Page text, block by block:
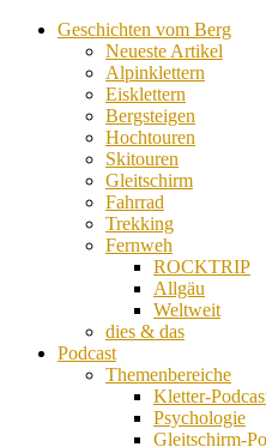
Geschichten vom Berg
Neueste Artikel
Alpinklettern
Eisklettern
Bergsteigen
Hochtouren
Skitouren
Gleitschirm
Fahrrad
Trekking
Fernweh
ROCKTRIP
Allgäu
Weltweit
dies & das
Podcast
Themenbereiche
Kletter-
Psychologie
Gleitschirm-